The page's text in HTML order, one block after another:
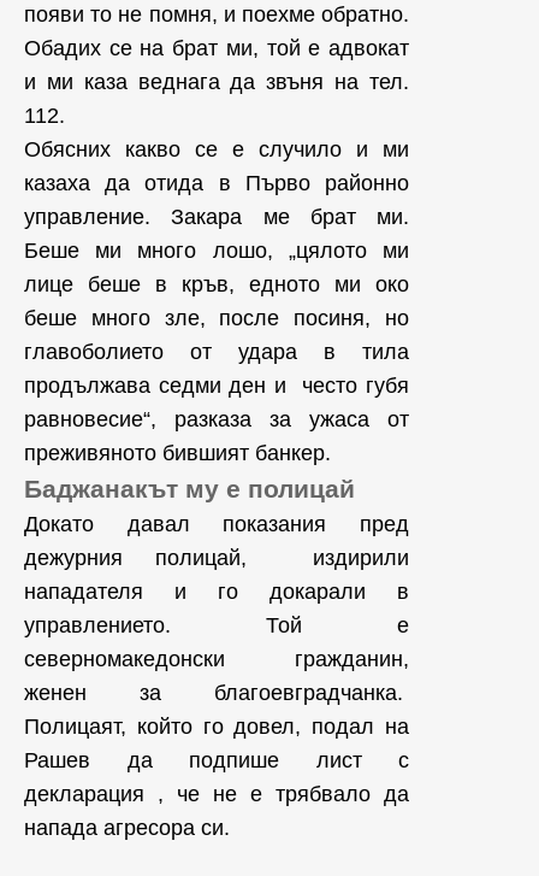
появи то не помня, и поехме обратно.
Обадих се на брат ми, той е адвокат
и ми каза веднага да звъня на тел.
112.
Обясних какво се е случило и ми
казаха да отида в Първо районно
управление. Закара ме брат ми.
Беше ми много лошо, „цялото ми
лице беше в кръв, едното ми око
беше много зле, после посиня, но
главоболието от удара в тила
продължава седми ден и често губя
равновесие“, разказа за ужаса от
преживяното бившият банкер.
Баджанакът му е полицай
Докато давал показания пред
дежурния полицай, издирили
нападателя и го докарали в
управлението. Той е
северномакедонски гражданин,
женен за благоевградчанка.
Полицаят, който го довел, подал на
Рашев да подпише лист с
декларация , че не е трябвало да
напада агресора си.